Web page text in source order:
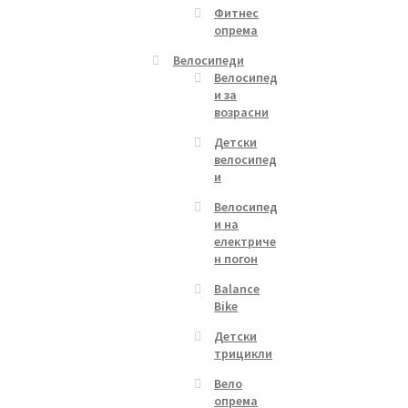
Фитнес
опрема
Велосипеди
Велосипед
и за
возрасни
Детски
велосипед
и
Велосипед
и на
електриче
н погон
Balance
Bike
Детски
трицикли
Вело
опрема